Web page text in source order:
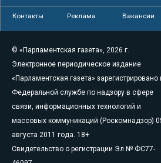
Контакты Реклама Вакансии
© «Парламентская газета», 2026 г.
Электронное периодическое издание
«Парламентская газета» зарегистрировано
Федеральной службе по надзору в сфере
связи, информационных технологий и
массовых коммуникаций (Роскомнадзор)
августа 2011 года. 18+
Свидетельство о регистрации Эл № ФС77-